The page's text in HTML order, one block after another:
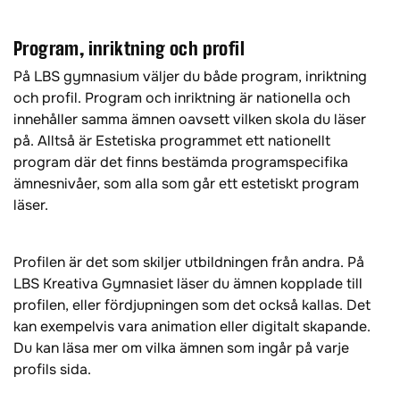
Program, inriktning och profil
På LBS gymnasium väljer du både program, inriktning
och profil. Program och inriktning är nationella och
innehåller samma ämnen oavsett vilken skola du läser
på. Alltså är Estetiska programmet ett nationellt
program där det finns bestämda programspecifika
ämnesnivåer, som alla som går ett estetiskt program
läser.
Profilen är det som skiljer utbildningen från andra. På
LBS Kreativa Gymnasiet läser du ämnen kopplade till
profilen, eller fördjupningen som det också kallas. Det
kan exempelvis vara animation eller digitalt skapande.
Du kan läsa mer om vilka ämnen som ingår på varje
profils sida.